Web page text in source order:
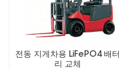
전동 지게차용 LiFePO4 배터
리 교체